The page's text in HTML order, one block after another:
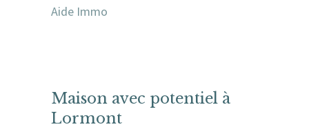
Aide Immo
Maison avec potentiel à
Lormont